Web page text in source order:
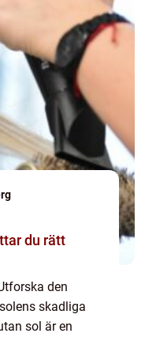
du rätt
den
skadliga
sol är en